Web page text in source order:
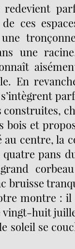
ces
une
En
construites,
bois et
centre, la
pans
bruisse
montre :
vingt-huit
soleil se